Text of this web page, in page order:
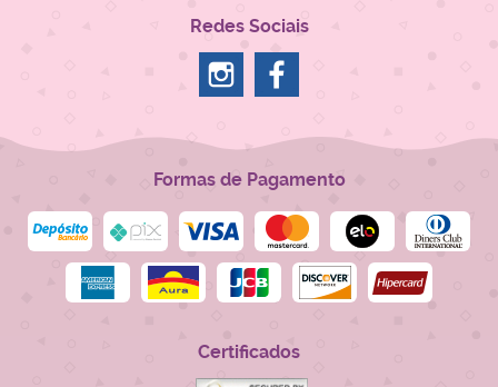
Redes Sociais
Formas de Pagamento
Certificados